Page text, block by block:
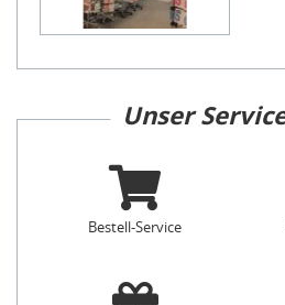
Unser
Bestell-Service